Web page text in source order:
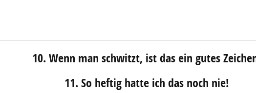
10. Wenn man schwitzt, ist das ein gutes
11. So heftig hatte ich das noch nie!